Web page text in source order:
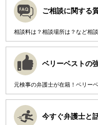
ご相談に関する
相談料は？相談場所は？など相
ベリーベストの
元検事の弁護士が在籍！ベリー
今すぐ弁護士と